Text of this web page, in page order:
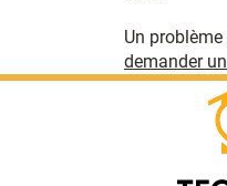
Un
demander